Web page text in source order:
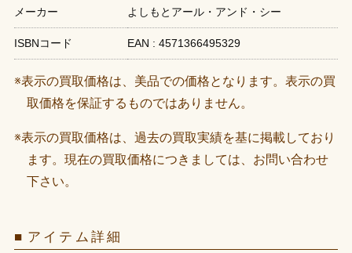
メーカー よしもとアール・アンド・シー
ISBNコード EAN : 4571366495329
※表示の買取価格は、美品での価格となります。表示の買
取価格を保証するものではありません。
※表示の買取価格は、過去の買取実績を基に掲載しており
ます。現在の買取価格につきましては、お問い合わせ
下さい。
アイテム詳細